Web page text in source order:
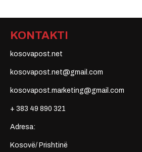
KONTAKTI
kosovapost.net
kosovapost.net@gmail.com
kosovapost.marketing@gmail.com
+ 383 49 890 321
Adresa:
Kosovë/ Prishtinë